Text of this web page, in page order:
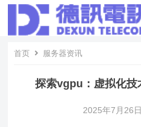
首页 服务器资讯
探索vgpu：虚拟化技
2025年7月26